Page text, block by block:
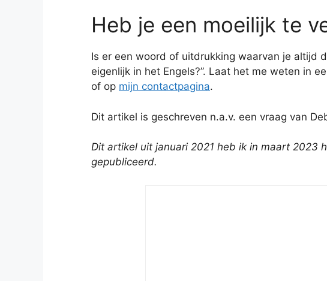
Heb je een moeilijk te
Is er een woord of uitdrukking waarvan je altijd
eigenlijk in het Engels?”. Laat het me weten in
of op mijn contactpagina.
Dit artikel is geschreven n.a.v. een vraag van
Dit artikel uit januari 2021 heb ik in maart 2023
gepubliceerd.